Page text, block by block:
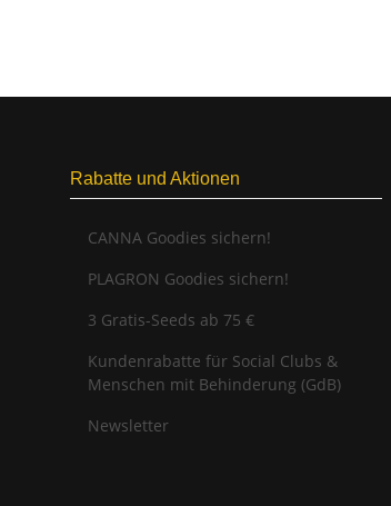
Rabatte und Aktionen
CANNA Goodies sichern!
PLAGRON Goodies sichern!
3 Gratis-Seeds ab 75 €
Kundenrabatte für Social Clubs &
Menschen mit Behinderung (GdB)
Newsletter